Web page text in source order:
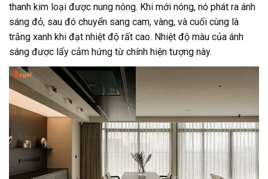
thanh kim loại được nung nóng. Khi mới nóng, nó phát ra ánh
sáng đỏ, sau đó chuyển sang cam, vàng, và cuối cùng là
trắng xanh khi đạt nhiệt độ rất cao. Nhiệt độ màu của ánh
sáng được lấy cảm hứng từ chính hiện tượng này.